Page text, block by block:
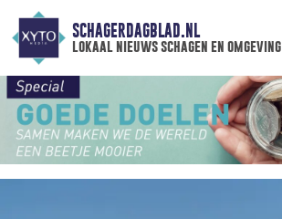
SCHAGERDAGBLAD.NL
lokaal nieuws schagen en omgeving